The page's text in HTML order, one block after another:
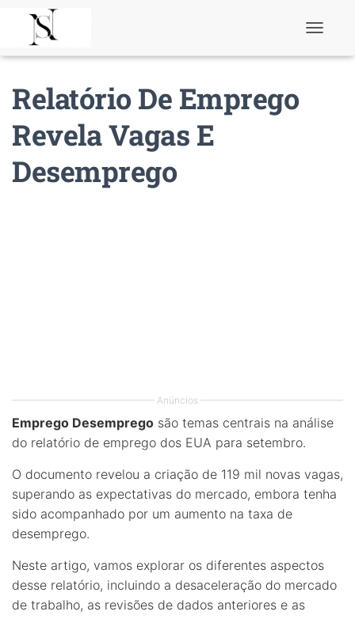
Relatório De Emprego
Revela Vagas E
Desemprego
Anúncios
Emprego Desemprego são temas centrais na análise
do relatório de emprego dos EUA para setembro.
O documento revelou a criação de 119 mil novas vagas,
superando as expectativas do mercado, embora tenha
sido acompanhado por um aumento na taxa de
desemprego.
Neste artigo, vamos explorar os diferentes aspectos
desse relatório, incluindo a desaceleração do mercado
de trabalho, as revisões de dados anteriores e as